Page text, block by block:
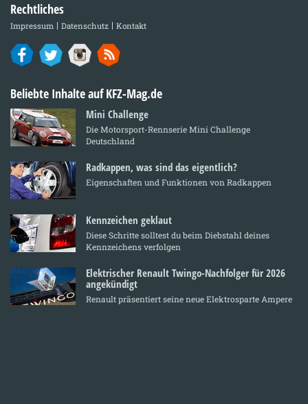
Rechtliches
Impressum Datenschutz Kontakt
Beliebte Inhalte auf KFZ-Mag.de
Mini Challenge
Die Motorsport-Rennserie Mini Challenge
Deutschland
Radkappen, was sind das eigentlich?
Eigenschaften und Funktionen von Radkappen
Kennzeichen geklaut
Diese Schritte solltest du beim Diebstahl deines
Kennzeichens verfolgen
Elektrischer Renault Twingo-Nachfolger für 2026
angekündigt
Renault präsentiert seine neue Elektrosparte Ampere